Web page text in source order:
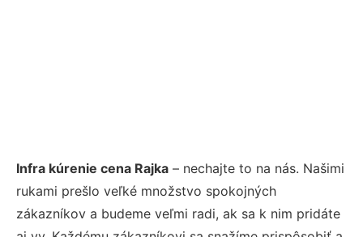
Infra kúrenie cena Rajka – nechajte to na nás. Našimi
rukami prešlo veľké množstvo spokojných
zákazníkov a budeme veľmi radi, ak sa k nim pridáte